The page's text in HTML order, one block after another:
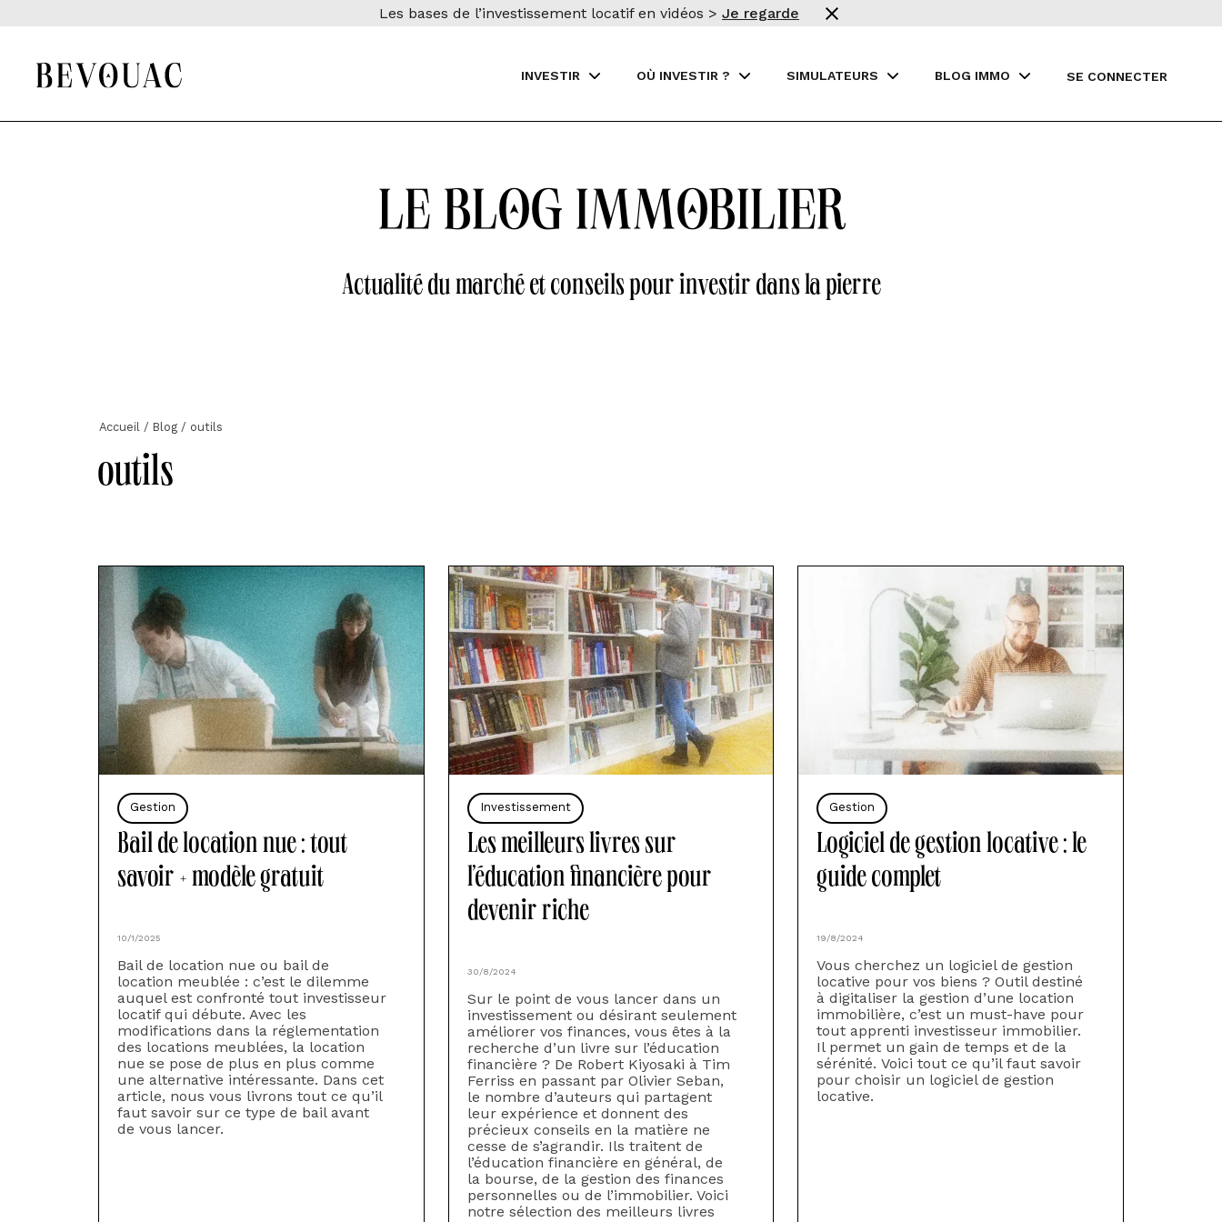
Les bases de l’investissement locatif en vidéos > Je regarde
INVESTIR OÙ INVESTIR ? SIMULATEURS BLOG IMMO SE CONNECTER
Le blog immobilier
Actualité du marché et conseils pour investir dans la pierre
Accueil / Blog / outils
outils
Gestion
Bail de location nue : tout
savoir + modèle gratuit
10/1/2025
‍Bail de location nue ou bail de
location meublée : c’est le dilemme
auquel est confronté tout investisseur
locatif qui débute. Avec les
modifications dans la réglementation
des locations meublées, la location
nue se pose de plus en plus comme
une alternative intéressante. Dans cet
article, nous vous livrons tout ce qu’il
faut savoir sur ce type de bail avant
de vous lancer.
Investissement
Les meilleurs livres sur
l’éducation financière pour
devenir riche
30/8/2024
Sur le point de vous lancer dans un
investissement ou désirant seulement
améliorer vos finances, vous êtes à la
recherche d’un livre sur l’éducation
financière ? De Robert Kiyosaki à Tim
Ferriss en passant par Olivier Seban,
le nombre d’auteurs qui partagent
leur expérience et donnent des
précieux conseils en la matière ne
cesse de s’agrandir. Ils traitent de
l’éducation financière en général, de
la bourse, de la gestion des finances
personnelles ou de l’immobilier. Voici
notre sélection des meilleurs livres
Gestion
Logiciel de gestion locative : le
guide complet
19/8/2024
Vous cherchez un logiciel de gestion
locative pour vos biens ? Outil destiné
à digitaliser la gestion d’une location
immobilière, c’est un must-have pour
tout apprenti investisseur immobilier.
Il permet un gain de temps et de la
sérénité. Voici tout ce qu’il faut savoir
pour choisir un logiciel de gestion
locative.